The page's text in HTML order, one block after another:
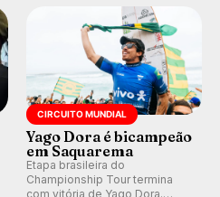
CIRCUITO MUNDIAL
Yago Dora é bicampeão
em Saquarema
Etapa brasileira do
Championship Tour termina
com vitória de Yago Dora.